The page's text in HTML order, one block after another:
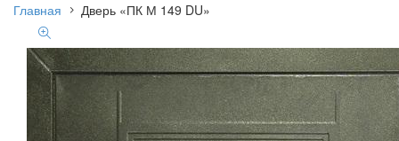
Главная Дверь «ПК М 149 DU»